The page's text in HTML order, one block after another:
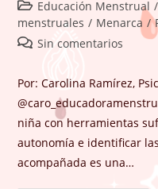
la
entrada:
Categoría
de
la
Educación Menstrual /
menstruales / Menarca /
Comentarios
la
Sin comentarios
Por: Carolina Ramírez,
niña con herramientas
autonomía e identificar
acompañada es una…